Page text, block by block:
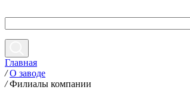
Главная
/ О заводе
/ Филиалы компании